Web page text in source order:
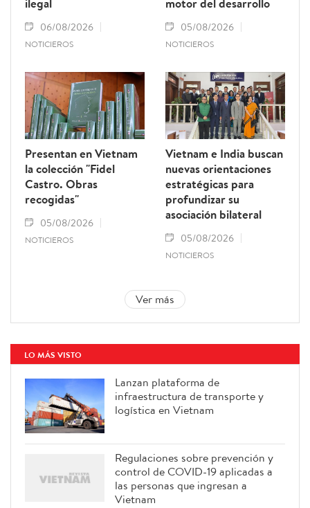
ilegal
06/08/2026
NOTICIEROS
motor del desarrollo
05/08/2026
NOTICIEROS
Presentan en Vietnam
la colección "Fidel
Castro. Obras
recogidas"
05/08/2026
NOTICIEROS
Vietnam e India buscan
nuevas orientaciones
estratégicas para
profundizar su
asociación bilateral
05/08/2026
NOTICIEROS
Ver más
LO MÁS VISTO
Lanzan plataforma de
infraestructura de transporte y
logística en Vietnam
Regulaciones sobre prevención y
control de COVID-19 aplicadas a
las personas que ingresan a
Vietnam